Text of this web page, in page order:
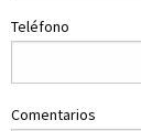
Teléfono
Comentarios